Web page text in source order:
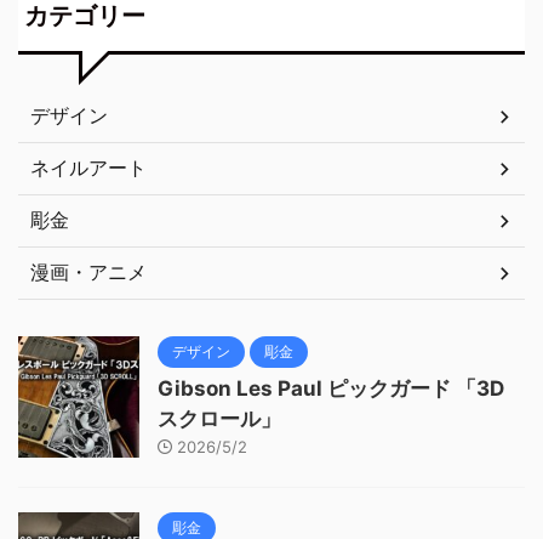
カテゴリー
デザイン
ネイルアート
彫金
漫画・アニメ
デザイン 彫金
Gibson Les Paul ピックガード 「3D
スクロール」
2026/5/2
彫金